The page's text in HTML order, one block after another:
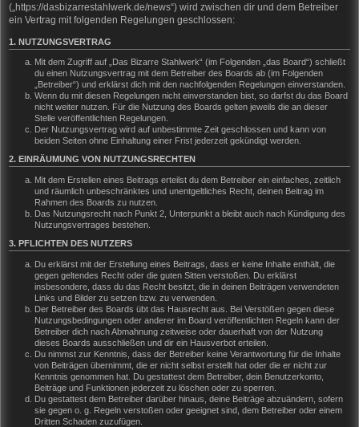
(„https://dasbizarrestahlwerk.de/news“) wird zwischen dir und dem Betreiber
ein Vertrag mit folgenden Regelungen geschlossen:
1. NUTZUNGSVERTRAG
Mit dem Zugriff auf „Das Bizarre Stahlwerk“ (im Folgenden „das Board“) schließt
du einen Nutzungsvertrag mit dem Betreiber des Boards ab (im Folgenden
„Betreiber“) und erklärst dich mit den nachfolgenden Regelungen einverstanden.
Wenn du mit diesen Regelungen nicht einverstanden bist, so darfst du das Board
nicht weiter nutzen. Für die Nutzung des Boards gelten jeweils die an dieser
Stelle veröffentlichten Regelungen.
Der Nutzungsvertrag wird auf unbestimmte Zeit geschlossen und kann von
beiden Seiten ohne Einhaltung einer Frist jederzeit gekündigt werden.
2. EINRÄUMUNG VON NUTZUNGSRECHTEN
Mit dem Erstellen eines Beitrags erteilst du dem Betreiber ein einfaches, zeitlich
und räumlich unbeschränktes und unentgeltliches Recht, deinen Beitrag im
Rahmen des Boards zu nutzen.
Das Nutzungsrecht nach Punkt 2, Unterpunkt a bleibt auch nach Kündigung des
Nutzungsvertrages bestehen.
3. PFLICHTEN DES NUTZERS
Du erklärst mit der Erstellung eines Beitrags, dass er keine Inhalte enthält, die
gegen geltendes Recht oder die guten Sitten verstoßen. Du erklärst
insbesondere, dass du das Recht besitzt, die in deinen Beiträgen verwendeten
Links und Bilder zu setzen bzw. zu verwenden.
Der Betreiber des Boards übt das Hausrecht aus. Bei Verstößen gegen diese
Nutzungsbedingungen oder anderer im Board veröffentlichten Regeln kann der
Betreiber dich nach Abmahnung zeitweise oder dauerhaft von der Nutzung
dieses Boards ausschließen und dir ein Hausverbot erteilen.
Du nimmst zur Kenntnis, dass der Betreiber keine Verantwortung für die Inhalte
von Beiträgen übernimmt, die er nicht selbst erstellt hat oder die er nicht zur
Kenntnis genommen hat. Du gestattest dem Betreiber, dein Benutzerkonto,
Beiträge und Funktionen jederzeit zu löschen oder zu sperren.
Du gestattest dem Betreiber darüber hinaus, deine Beiträge abzuändern, sofern
sie gegen o. g. Regeln verstoßen oder geeignet sind, dem Betreiber oder einem
Dritten Schaden zuzufügen.